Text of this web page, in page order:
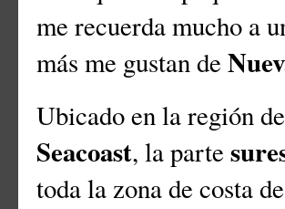
me recuerda mucho a
más me gustan de
Ubicado en la región de
Seacoast, la parte
toda la zona de costa de